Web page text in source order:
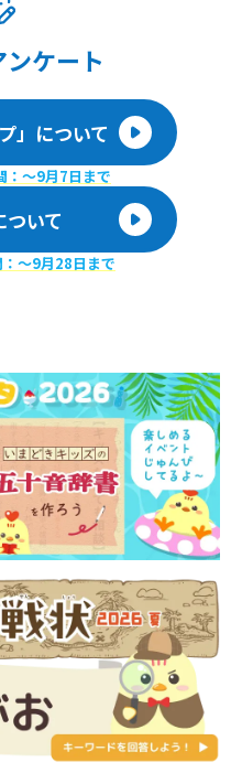
ケート
」について
：〜9月7日まで
ついて
〜9月28日まで